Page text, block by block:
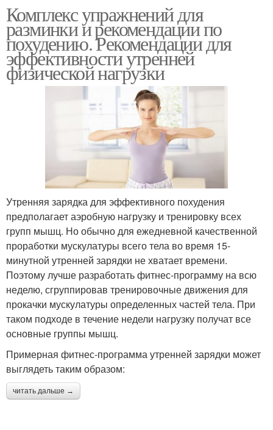
Комплекс упражнений для
разминки и рекомендации по
похудению. Рекомендации для
эффективности утренней
физической нагрузки
Утренняя зарядка для эффективного похудения
предполагает аэробную нагрузку и тренировку всех
групп мышц. Но обычно для ежедневной качественной
проработки мускулатуры всего тела во время 15-
минутной утренней зарядки не хватает времени.
Поэтому лучше разработать фитнес-программу на всю
неделю, сгруппировав тренировочные движения для
прокачки мускулатуры определенных частей тела. При
таком подходе в течение недели нагрузку получат все
основные группы мышц.
Примерная фитнес-программа утренней зарядки может
выглядеть таким образом:
читать дальше →